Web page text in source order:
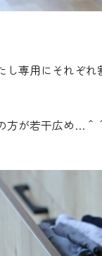
し専用にそれぞ
方が若干広め…＾